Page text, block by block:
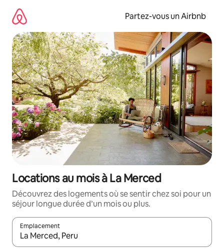
directement
contenu
Partez-vous un Airbnb
Locations au mois à La Merced
Découvrez des logements où se sentir chez soi pour un
séjour longue durée d’un mois ou plus.
Emplacement
Quand les résultats sont affichés, parcourez-les en utilisant